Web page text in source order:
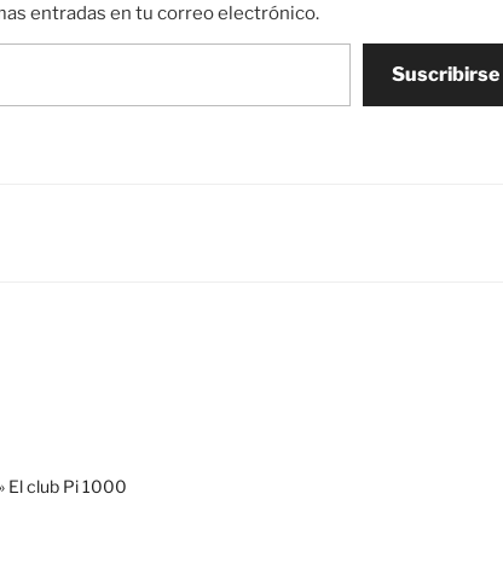
entradas en tu correo electrónico.
Suscribirse
El club Pi 1000